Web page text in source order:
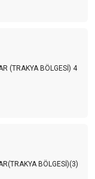
(TRAKYA BÖLGESİ) 4
BÖLGESİ)(3)